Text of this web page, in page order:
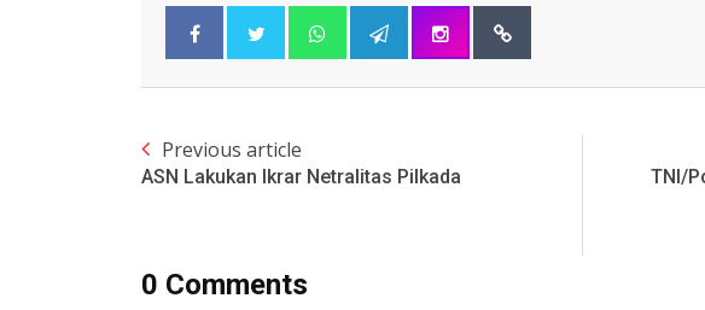
Previous article
ASN Lakukan Ikrar Netralitas Pilkada
TNI/
0 Comments